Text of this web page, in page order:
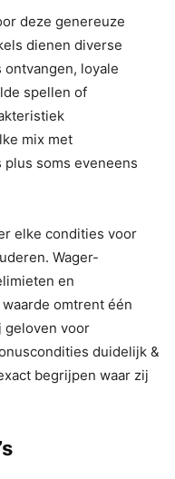
deze genereuze
dienen diverse
loyale
spellen of
mix met
soms eveneens
elke condities voor
Wager-
en
omtrent één
geloven voor
duidelijk &
begrijpen waar zij